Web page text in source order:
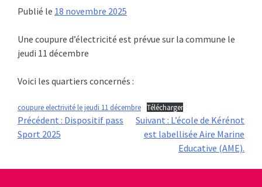
Publié le 18 novembre 2025
Une coupure d’électricité est prévue sur la commune le
jeudi 11 décembre
Voici les quartiers concernés :
coupure electrivité le jeudi 11 décembre Télécharger
Navigation
Précédent : Dispositif pass
Sport 2025
Suivant : L’école de Kérénot
est labellisée Aire Marine
Educative (AME).